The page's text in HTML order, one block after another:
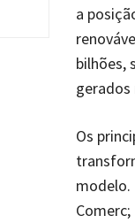
a
bilhões,
gerados
Os
modelo.